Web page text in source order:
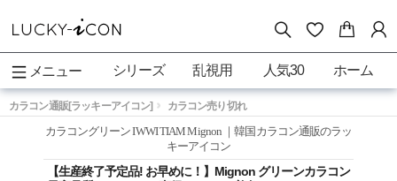
メニュー シリーズ 乱視用 人気30 ホーム
カラコン通販[ラッキーアイコン] カラコン売り切れ
カラコングリーン IWWI TIAM Mignon ｜韓国カラコン通販のラッ
キーアイコン
【生産終了予定品! お早めに！】Mignon グリーンカラコン